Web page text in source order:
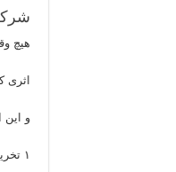
هیچ
اثری
و این
۱ تخریب آثار ملی و فرهنگی تاریخ ایران عزیزمان،